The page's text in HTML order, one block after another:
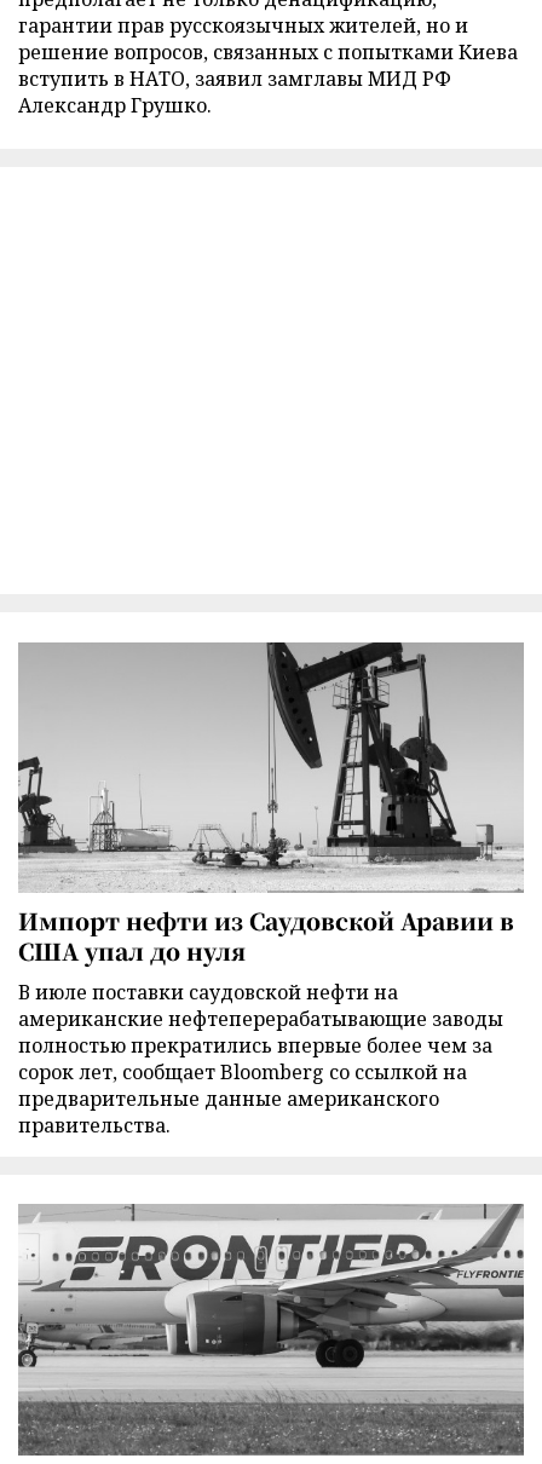
гарантии прав русскоязычных жителей, но и
решение вопросов, связанных с попытками Киева
вступить в НАТО, заявил замглавы МИД РФ
Александр Грушко.
Импорт нефти из Саудовской Аравии в
США упал до нуля
В июле поставки саудовской нефти на
американские нефтеперерабатывающие заводы
полностью прекратились впервые более чем за
сорок лет, сообщает Bloomberg со ссылкой на
предварительные данные американского
правительства.